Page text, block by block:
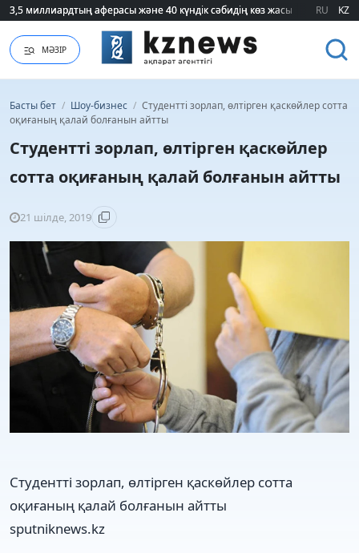
3,5 миллиардтың аферасы және 40 күндік сәбидің көз жасы:
3,5 миллиардтың аферасы және 40 күндік сәбидің көз жасы: RU KZ
МӘЗІР
Басты бет / Шоу-бизнес / Студентті зорлап, өлтірген қаскөйлер сотта
оқиғаның қалай болғанын айтты
Студентті зорлап, өлтірген қаскөйлер
сотта оқиғаның қалай болғанын айтты
21 шілде, 2019
Студентті зорлап, өлтірген қаскөйлер сотта
оқиғаның қалай болғанын айтты
sputniknews.kz